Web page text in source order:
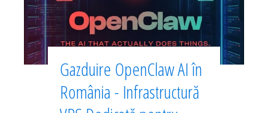
Gazduire OpenClaw AI în
România - Infrastructură